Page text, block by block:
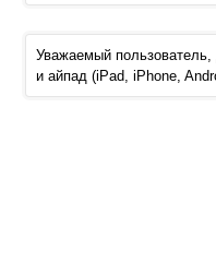
Уважаемый
и айпад (iPad, iPhone,